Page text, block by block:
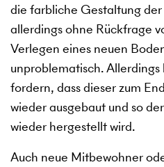
die farbliche Gestaltung
allerdings ohne Rückfrage
Verlegen eines neuen
unproblematisch.
fordern, dass dieser zum
wieder ausgebaut und so
wieder hergestellt wird.
Auch neue Mitbewohner